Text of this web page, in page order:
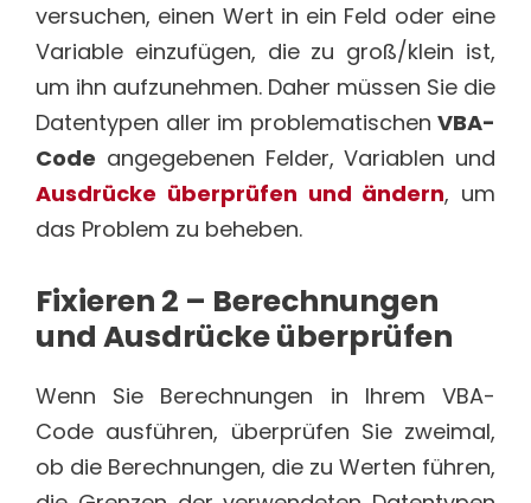
versuchen, einen Wert in ein Feld oder eine
Variable einzufügen, die zu groß/klein ist,
um ihn aufzunehmen. Daher müssen Sie die
Datentypen aller im problematischen VBA-
Code angegebenen Felder, Variablen und
Ausdrücke überprüfen und ändern, um
das Problem zu beheben.
Fixieren 2 – Berechnungen
und Ausdrücke überprüfen
Wenn Sie Berechnungen in Ihrem VBA-
Code ausführen, überprüfen Sie zweimal,
ob die Berechnungen, die zu Werten führen,